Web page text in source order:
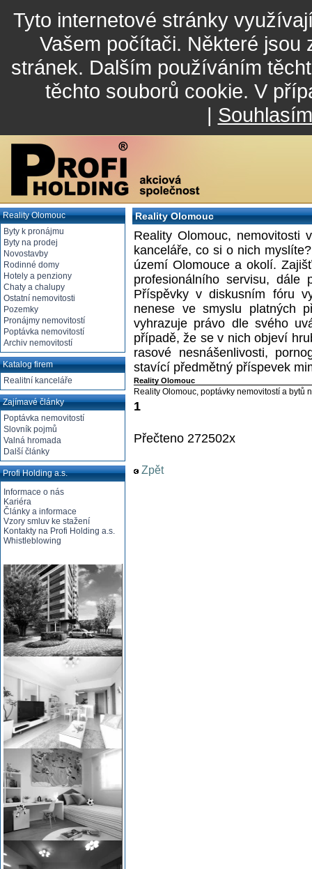
Tyto internetové stránky
Vašem počítači. Některé jsou
stránek. Dalším používáním
těchto souborů cookie. V
| Souhlasím
Reality Olomouc
Byty k pronájmu
Byty na prodej
Novostavby
Rodinné domy
Hotely a penziony
Chaty a chalupy
Ostatní nemovitosti
Pozemky
Pronájmy nemovitostí
Poptávka nemovitostí
Archiv nemovitostí
Katalog firem
Realitní kanceláře
Zajímavé články
Poptávka nemovitostí
Slovník pojmů
Valná hromada
Další články
Profi Holding a.s.
Informace o nás
Kariéra
Články a informace
Vzory smluv ke stažení
Kontakty na Profi Holding a.s.
Whistleblowing
Reality Olomouc
Reality Olomouc, nemovitosti
kanceláře, co si o nich
území Olomouce a okolí.
profesionálního servisu,
Příspěvky v diskusním fóru
nenese ve smyslu platných
vyhrazuje právo dle svého
případě, že se v nich objeví
rasové nesnášenlivosti,
stavící předmětný příspevek
Reality Olomouc
Reality Olomouc, poptávky nemovitostí a bytů
1
Přečteno 272502x
Zpět